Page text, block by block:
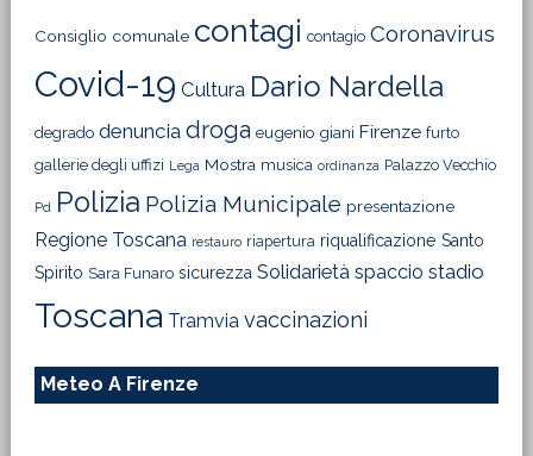
Consiglio comunale contagi contagio Coronavirus
Covid-19 Cultura Dario Nardella
degrado denuncia droga eugenio giani Firenze furto
gallerie degli uffizi Lega Mostra musica ordinanza Palazzo Vecchio
Pd Polizia Polizia Municipale presentazione
Regione Toscana restauro riapertura riqualificazione Santo
Spirito Sara Funaro sicurezza Solidarietà spaccio stadio
Toscana Tramvia vaccinazioni
Meteo A Firenze